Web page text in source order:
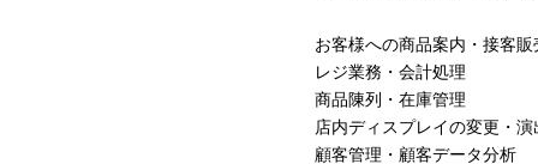
お客様への商品案内・接客販
レジ業務・会計処理
商品陳列・在庫管理
店内ディスプレイの変更・演
顧客管理・顧客データ分析